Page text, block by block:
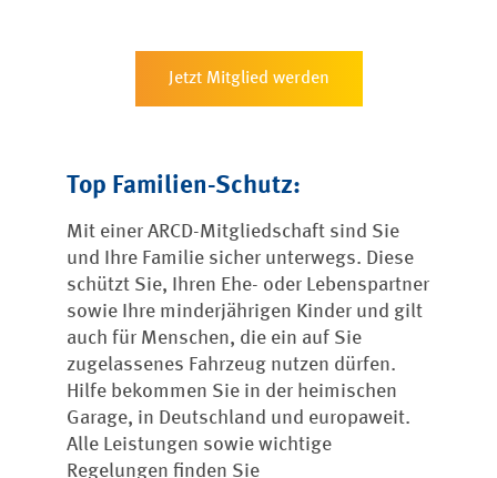
Jetzt Mitglied werden
Top Familien-Schutz:
Mit einer ARCD-Mitgliedschaft sind Sie
und Ihre Familie sicher unterwegs. Diese
schützt Sie, Ihren Ehe- oder Lebenspartner
sowie Ihre minderjährigen Kinder und gilt
auch für Menschen, die ein auf Sie
zugelassenes Fahrzeug nutzen dürfen.
Hilfe bekommen Sie in der heimischen
Garage, in Deutschland und europaweit.
Alle Leistungen sowie wichtige
Regelungen finden Sie